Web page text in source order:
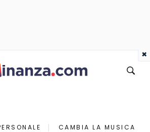
CAMBIA LA MUSICA
×